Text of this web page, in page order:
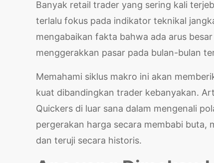
Banyak retail trader yang sering kali
terlalu fokus pada indikator teknikal
mengabaikan fakta bahwa ada arus
menggerakkan pasar pada bulan-bulan
Memahami siklus makro ini akan
kuat dibandingkan trader kebanyakan.
Quickers di luar sana dalam mengenali
pergerakan harga secara membabi buta,
dan teruji secara historis.